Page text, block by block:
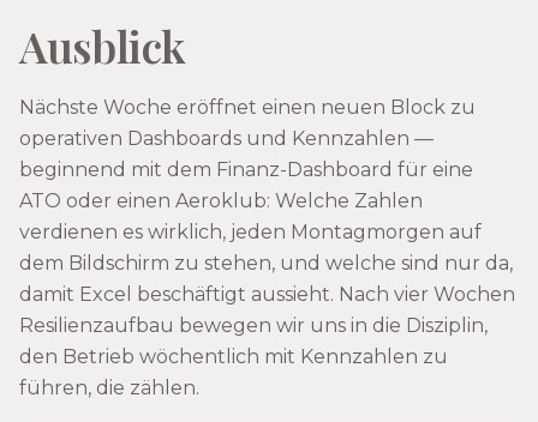
Ausblick
Nächste Woche eröffnet einen neuen Block zu
operativen Dashboards und Kennzahlen —
beginnend mit dem Finanz-Dashboard für eine
ATO oder einen Aeroklub: Welche Zahlen
verdienen es wirklich, jeden Montagmorgen auf
dem Bildschirm zu stehen, und welche sind nur da,
damit Excel beschäftigt aussieht. Nach vier Wochen
Resilienzaufbau bewegen wir uns in die Disziplin,
den Betrieb wöchentlich mit Kennzahlen zu
führen, die zählen.